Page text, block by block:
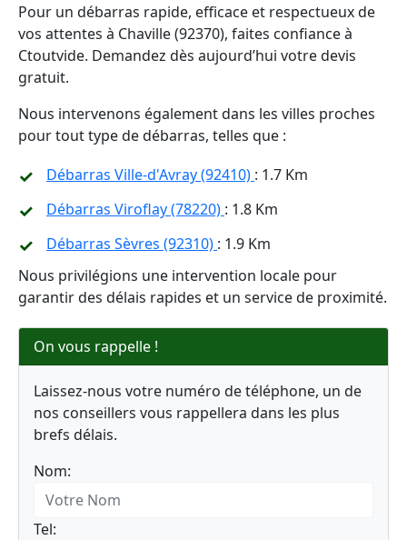
Pour un débarras rapide, efficace et respectueux de
vos attentes à Chaville (92370), faites confiance à
Ctoutvide. Demandez dès aujourd’hui votre devis
gratuit.
Nous intervenons également dans les villes proches
pour tout type de débarras, telles que :
Débarras Ville-d'Avray (92410) : 1.7 Km
Débarras Viroflay (78220) : 1.8 Km
Débarras Sèvres (92310) : 1.9 Km
Nous privilégions une intervention locale pour
garantir des délais rapides et un service de proximité.
On vous rappelle !
Laissez-nous votre numéro de téléphone, un de
nos conseillers vous rappellera dans les plus
brefs délais.
Nom:
Tel: